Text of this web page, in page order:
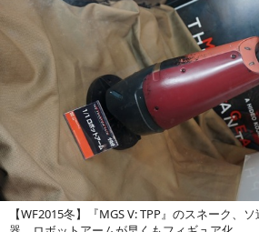
【WF2015冬】『MGS V: TPP』のスネーク、